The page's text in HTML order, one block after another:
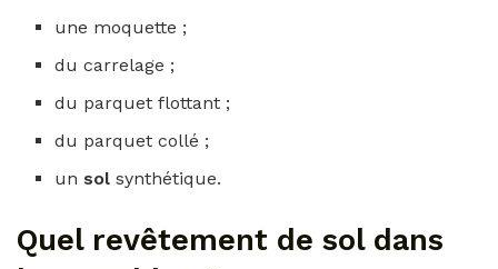
une moquette ;
du carrelage ;
du parquet flottant ;
du parquet collé ;
un solsynthétique.
Quel revêtement de sol dans